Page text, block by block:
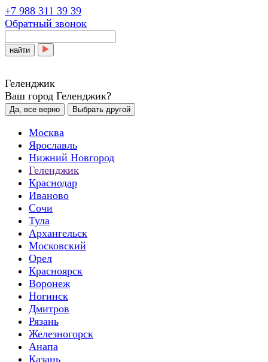
+7 988 311 39 39
Обратный звонок
найти
Геленджик
Ваш город Геленджик?
Да, все верно Выбрать другой
Москва
Ярославль
Нижний Новгород
Геленджик
Краснодар
Иваново
Сочи
Тула
Архангельск
Московский
Орел
Красноярск
Воронеж
Ногинск
Дмитров
Рязань
Железногорск
Анапа
Казань